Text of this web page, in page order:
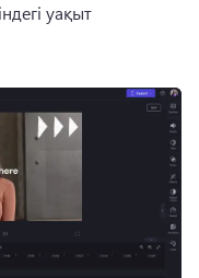
уақыт